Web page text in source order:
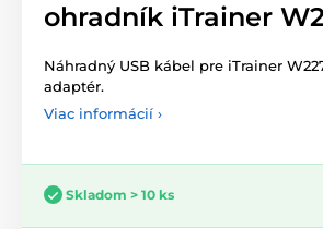
ohradník iTrainer
Náhradný USB kábel pre iTrainer
adaptér.
Viac informácií ›
Skladom > 10 ks